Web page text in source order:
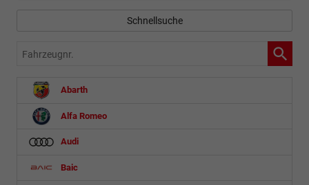
Schnellsuche
Fahrzeugnr.
Abarth
Alfa Romeo
Audi
Baic